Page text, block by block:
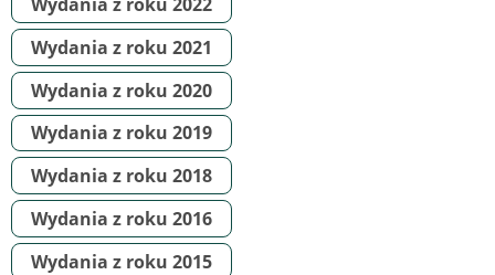
Wydania z roku 2021
Wydania z roku 2020
Wydania z roku 2019
Wydania z roku 2018
Wydania z roku 2016
Wydania z roku 2015